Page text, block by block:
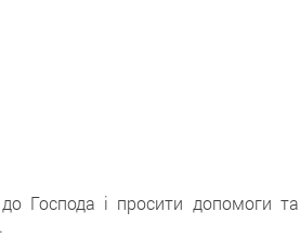
Господа і просити допомоги та